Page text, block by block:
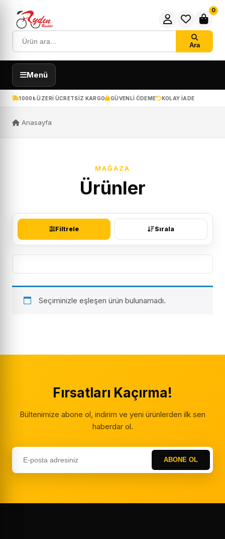
Ara
0
Menü
1000₺ ÜZERI ÜCRETSIZ KARGO GÜVENLI ÖDEME KOLAY IADE
Anasayfa
MAĞAZA
Ürünler
Filtrele Sırala
Seçiminizle eşleşen ürün bulunamadı.
Fırsatları Kaçırma!
Bültenimize abone ol, indirim ve yeni ürünlerden ilk sen
haberdar ol.
ABONE OL